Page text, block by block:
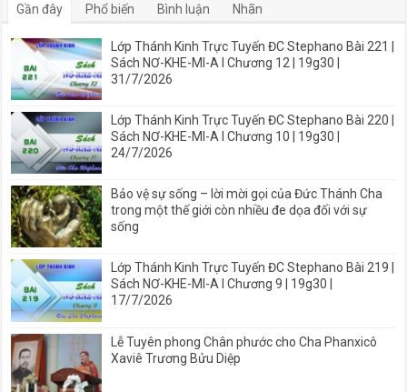
Gần đây Phổ biến Bình luận Nhãn
Lớp Thánh Kinh Trực Tuyến ĐC Stephano Bài 221 |
Sách NƠ-KHE-MI-A I Chương 12 | 19g30 |
31/7/2026
Lớp Thánh Kinh Trực Tuyến ĐC Stephano Bài 220 |
Sách NƠ-KHE-MI-A I Chương 10 | 19g30 |
24/7/2026
Bảo vệ sự sống – lời mời gọi của Đức Thánh Cha
trong một thế giới còn nhiều đe dọa đối với sự
sống
Lớp Thánh Kinh Trực Tuyến ĐC Stephano Bài 219 |
Sách NƠ-KHE-MI-A I Chương 9 | 19g30 |
17/7/2026
Lễ Tuyên phong Chân phước cho Cha Phanxicô
Xaviê Trương Bửu Diệp